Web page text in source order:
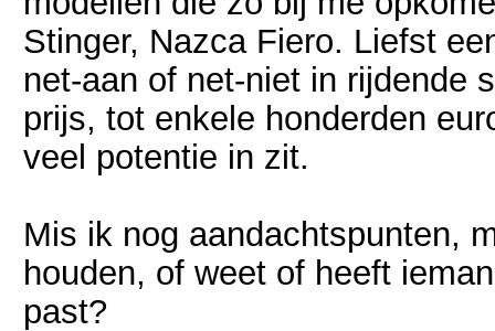
Stinger, Nazca Fiero. Liefst
net-aan of net-niet in rijdende
prijs, tot enkele honderden
veel potentie in zit.
Mis ik nog aandachtspunten,
houden, of weet of heeft
past?